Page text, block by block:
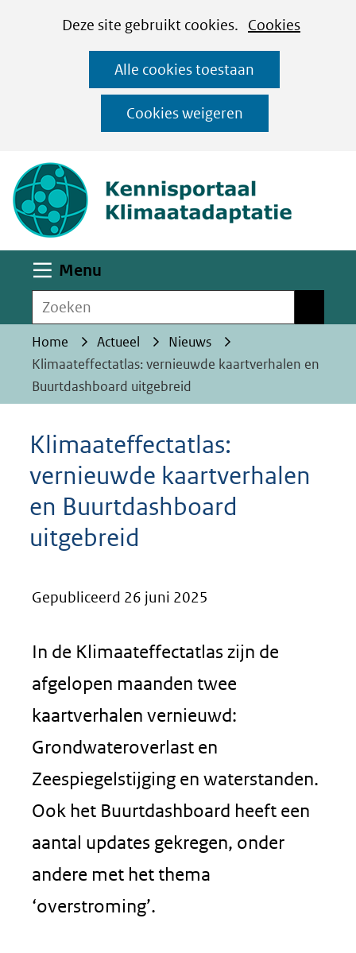
CookiesDeze site gebruikt cookies. Cookies
op
deze
website
worden
toegestaan
geweigerd.
Alle cookies toestaan
Cookies weigeren
Ga
naar
de
inhoud
Menu
Zoeken
Home Actueel
Nieuws
Klimaateffectatlas: vernieuwde kaartverhalen en
Buurtdashboard uitgebreid
Klimaateffectatlas:
vernieuwde kaartverhalen
en Buurtdashboard
uitgebreid
Gepubliceerd 26 juni 2025
In de Klimaateffectatlas zijn de
afgelopen maanden twee
kaartverhalen vernieuwd:
Grondwateroverlast en
Zeespiegelstijging en waterstanden.
Ook het Buurtdashboard heeft een
aantal updates gekregen, onder
andere met het thema
‘overstroming’.